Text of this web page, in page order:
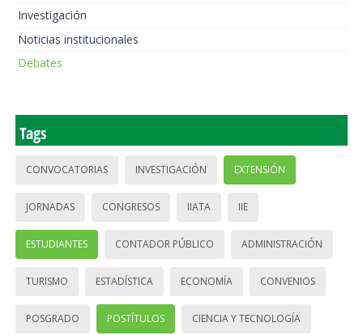
Investigación
Noticias institucionales
Debates
Tags
CONVOCATORIAS INVESTIGACIÓN EXTENSIÓN
JORNADAS CONGRESOS IIATA IIE
ESTUDIANTES CONTADOR PÚBLICO ADMINISTRACIÓN
TURISMO ESTADÍSTICA ECONOMÍA CONVENIOS
POSGRADO POSTÍTULOS CIENCIA Y TECNOLOGÍA